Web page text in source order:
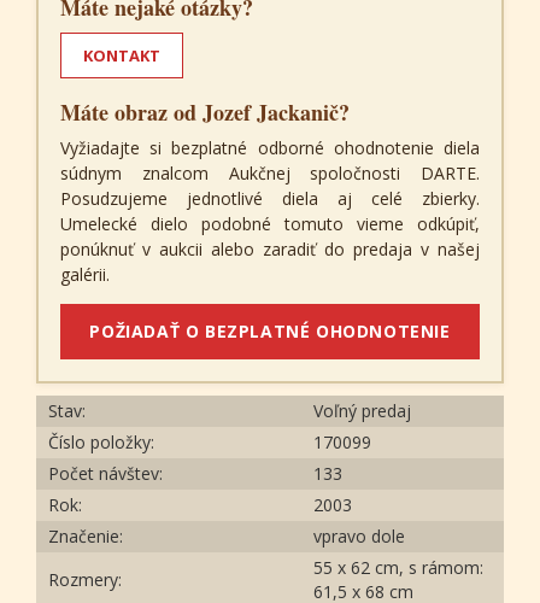
Máte nejaké otázky?
KONTAKT
Máte obraz od Jozef Jackanič?
Vyžiadajte si bezplatné odborné ohodnotenie diela
súdnym znalcom Aukčnej spoločnosti DARTE.
Posudzujeme jednotlivé diela aj celé zbierky.
Umelecké dielo podobné tomuto vieme odkúpiť,
ponúknuť v aukcii alebo zaradiť do predaja v našej
galérii.
POŽIADAŤ O BEZPLATNÉ OHODNOTENIE
Stav:
Voľný predaj
Číslo položky:
170099
Počet návštev:
133
Rok:
2003
Značenie:
vpravo dole
Rozmery:
55 x 62 cm, s rámom:
61,5 x 68 cm